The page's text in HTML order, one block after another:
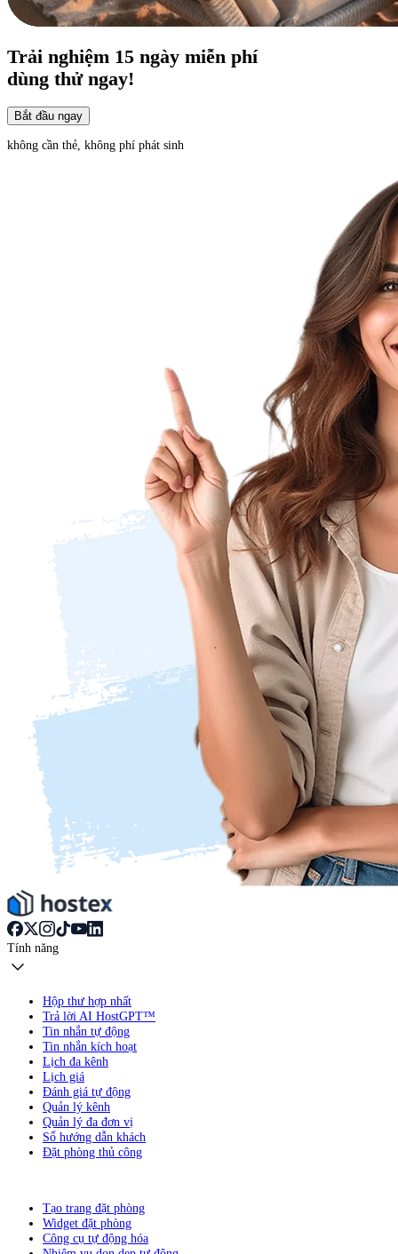
Trải nghiệm 15 ngày miễn phí
dùng thử ngay!
Bắt đầu ngay
không cần thẻ, không phí phát sinh
Tính năng
Hộp thư hợp nhất
Trả lời AI HostGPT™
Tin nhắn tự động
Tin nhắn kích hoạt
Lịch đa kênh
Lịch giá
Đánh giá tự động
Quản lý kênh
Quản lý đa đơn vị
Sổ hướng dẫn khách
Đặt phòng thủ công
Tạo trang đặt phòng
Widget đặt phòng
Công cụ tự động hóa